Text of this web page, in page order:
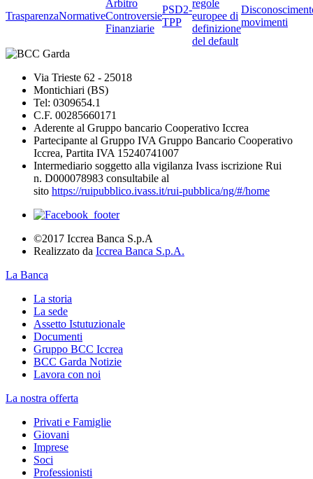
TrasparenzaNormative
Arbitro
Controversie
Finanziarie
PSD2-
TPP
regole
europee di
definizione
del default
movimenti
Via Trieste 62 - 25018
Montichiari (BS)
Tel: 0309654.1
C.F. 00285660171
Aderente al Gruppo bancario Cooperativo Iccrea
Partecipante al Gruppo IVA Gruppo Bancario Cooperativo
Iccrea, Partita IVA 15240741007
Intermediario soggetto alla vigilanza Ivass iscrizione Rui
n. D000078983 consultabile al
sito https://ruipubblico.ivass.it/rui-pubblica/ng/#/home
©2017 Iccrea Banca S.p.A
Realizzato da Iccrea Banca S.p.A.
La Banca
La storia
La sede
Assetto Istutuzionale
Documenti
Gruppo BCC Iccrea
BCC Garda Notizie
Lavora con noi
La nostra offerta
Privati e Famiglie
Giovani
Imprese
Soci
Professionisti